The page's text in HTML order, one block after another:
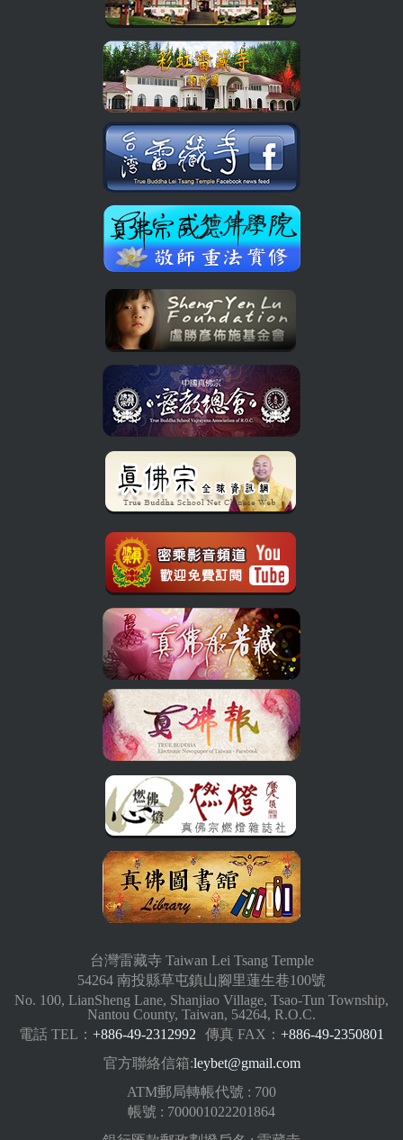
台灣雷藏寺 Taiwan Lei Tsang Temple
54264 南投縣草屯鎮山腳里蓮生巷100號
No. 100, LianSheng Lane, Shanjiao Village, Tsao-Tun Township,
Nantou County, Taiwan, 54264, R.O.C.
電話 TEL： +886-49-2312992 傳真 FAX： +886-49-2350801
官方聯絡信箱:leybet@gmail.com
ATM郵局轉帳代號 : 700
帳號 : 700001022201864